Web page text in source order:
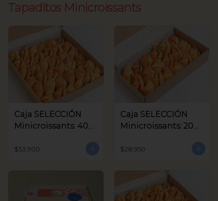
Tapaditos Minicroissants
Caja SELECCIÓN
Minicroissants: 40
$53.900
Caja SELECCIÓN
Minicroissants: 20
$28.950